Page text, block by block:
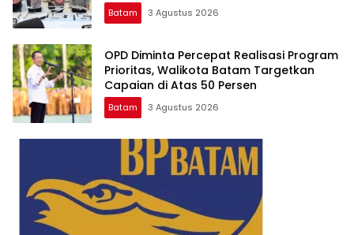
Batam 3 Agustus 2026
OPD Diminta Percepat Realisasi Program
Prioritas, Walikota Batam Targetkan
Capaian di Atas 50 Persen
Batam 3 Agustus 2026